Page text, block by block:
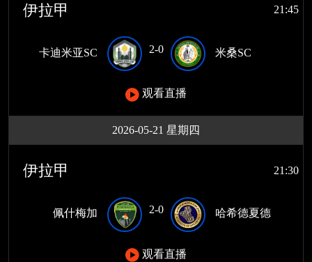
伊拉甲 21:45
卡迪米亚SC 2-0 米桑SC
观看直播
2026-05-21 星期四
伊拉甲 21:30
佩什梅加 2-0 哈希德夏德
观看直播